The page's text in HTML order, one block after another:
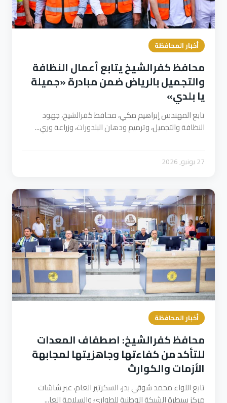
أخبار المحافظة
محافظ كفرالشيخ يتابع أعمال النظافة
والتجميل بالرياض ضمن مبادرة «جميلة
يا بلدي»
تابع المهندس إبراهيم مكي، محافظ كفرالشيخ، جهود
النظافة والتجميل، وترميم ودهان البلدورات، وزراعة وري...
27 يونيو, 2026
أخبار المحافظة
محافظ كفرالشيخ: اصطفاف المعدات
للتأكد من كفاءتها وجاهزيتها لمجابهة
الأزمات والكوارث
تابع اللواء محمد شوقي بدر، السكرتير العام، عبر شاشات
مركز سيطرة الشبكة الوطنية للطوارئ والسلامة العا...